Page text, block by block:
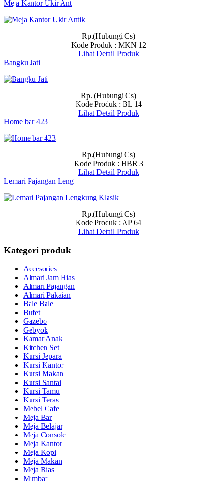
Meja Kantor Ukir Ant
Rp.(Hubungi Cs)
Kode Produk : MKN 12
Lihat Detail Produk
Bangku Jati
Rp. (Hubungi Cs)
Kode Produk : BL 14
Lihat Detail Produk
Home bar 423
Rp.(Hubungi Cs)
Kode Produk : HBR 3
Lihat Detail Produk
Lemari Pajangan Leng
Rp.(Hubungi Cs)
Kode Produk : AP 64
Lihat Detail Produk
Kategori produk
Accesories
Almari Jam Hias
Almari Pajangan
Almari Pakaian
Bale Bale
Bufet
Gazebo
Gebyok
Kamar Anak
Kitchen Set
Kursi Jepara
Kursi Kantor
Kursi Makan
Kursi Santai
Kursi Tamu
Kursi Teras
Mebel Cafe
Meja Bar
Meja Belajar
Meja Console
Meja Kantor
Meja Kopi
Meja Makan
Meja Rias
Mimbar